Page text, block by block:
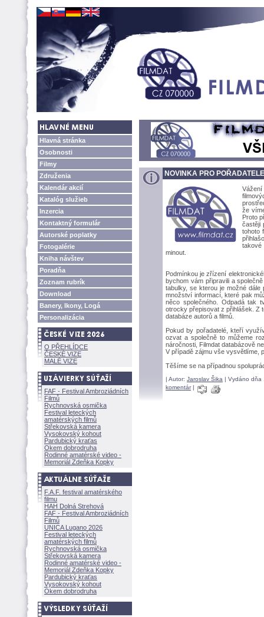
Hlavná stránka
Osobnosti
Filmy
Združenia
Kalendár akcií
Katalóg služieb
Inzercia
Kontaktný formulár
Autorské poplatky
Fotogalérie
Kniha návštev
Poradňa
Zoznam rubrík
Download
Banery, Ikony, Log
Personalizácia
O PŘEHLÍDCE
ČESKÉ VIZE
MALÉ VIZE
FAF - Festival Ambroziádních
Filmů
Rychnovská osmička
Festival leteckých
amatérských filmů
Střekovská kamera
Vysokovský kohout
Pardubický kraťas
Okem dobrodruha
Rodinné amatérské video -
Memoriál Zdeňka Kopky
F.A.F. festival amatérského
filmu
HAH Dolná Strehov
FAF - Festival Ambroziádních
Filmů
UNICA Lugano 2026
Festival leteckých
amatérských filmů
Rychnovská osmička
Střekovská kamera
Rodinné amatérské video -
Memoriál Zdeňka Kopky
Pardubický kraťas
Vysokovský kohout
Okem dobrodruha
NOVINKA PRO POŘADATELE
Vážení
že
Proto
častěji
tohoto
takové
minout.
Podmínkou je zřízení
bychom vám připravili a
tabulky, se kterou je možné dále
množství informací, které pak
něco společného. Odpadá tak
otrocky přepisovat z přihlášek. Z
databáze autorů a filmů.
Pokud by pořadatelé, kteří
ozvat a společně to můžeme
náročnosti, Filmdat databázově
V případě zájmu vše vysvětlíme,
Těšíme se na případnou
| Autor: Jaroslav Šika | Vydáno
komentár|